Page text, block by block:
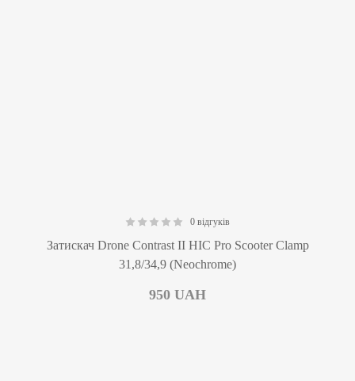
0 відгуків
Затискач Drone Contrast II HIC Pro Scooter Clamp
31,8/34,9 (Neochrome)
950 UAH